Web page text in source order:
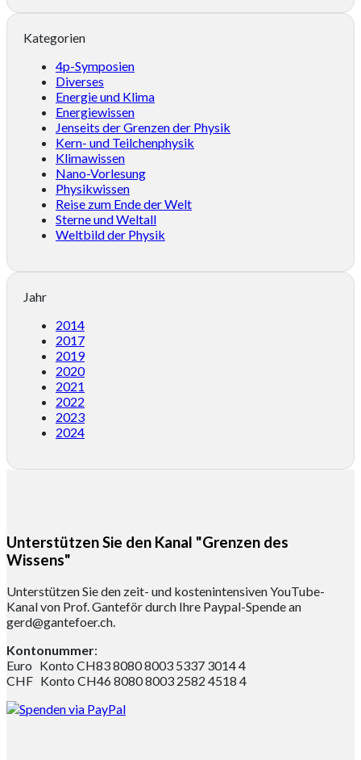
Kategorien
4p-Symposien
Diverses
Energie und Klima
Energiewissen
Jenseits der Grenzen der Physik
Kern- und Teilchenphysik
Klimawissen
Nano-Vorlesung
Physikwissen
Reise zum Ende der Welt
Sterne und Weltall
Weltbild der Physik
Jahr
2014
2017
2019
2020
2021
2022
2023
2024
Unterstützen Sie den Kanal "Grenzen des
Wissens"
Unterstützen Sie den zeit- und kostenintensiven YouTube-
Kanal von Prof. Ganteför durch Ihre Paypal-Spende an
gerd@gantefoer.ch.
Kontonummer:
Euro Konto CH83 8080 8003 5337 3014 4
CHF Konto CH46 8080 8003 2582 4518 4